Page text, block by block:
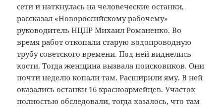
сети и наткнулась на человеческие останки,
рассказал «Новороссийскому рабочему»
руководитель НЦПР Михаил Романенко. Во
время работ откопали старую водопроводную
трубу советского времени. Под ней виднелись
кости. Тогда женщина вызвала поисковиков. Они
почти неделю копали там. Расширили яму. В ней
оказались останки 16 красноармейцев. Участок
полностью обследовали, тогда казалось, что там